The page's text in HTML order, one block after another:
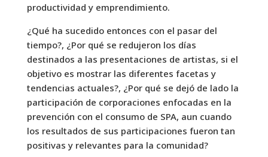
productividad y emprendimiento.
¿Qué ha sucedido entonces con el pasar del
tiempo?, ¿Por qué se redujeron los días
destinados a las presentaciones de artistas, si el
objetivo es mostrar las diferentes facetas y
tendencias actuales?, ¿Por qué se dejó de lado la
participación de corporaciones enfocadas en la
prevención con el consumo de SPA, aun cuando
los resultados de sus participaciones fueron tan
positivas y relevantes para la comunidad?